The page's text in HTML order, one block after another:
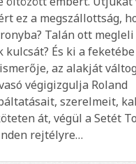
ez a megszállottság,
Talán ott
kulcsát? És ki a
az alakját
végigizgulja Roland
szerelmeit,
át, végül a Setét
rejtélyre…